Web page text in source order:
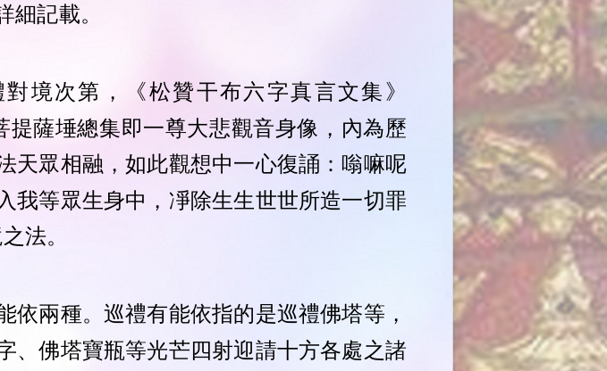
記載。
境次第，《松贊干布六字真言文集》
薩埵總集即一尊大悲觀音身像，內為歷
天眾相融，如此觀想中一心復誦：嗡嘛呢
我等眾生身中，凈除生生世世所造一切罪
法。
兩種。巡禮有能依指的是巡禮佛塔等，
、佛塔寶瓶等光芒四射迎請十方各處之諸